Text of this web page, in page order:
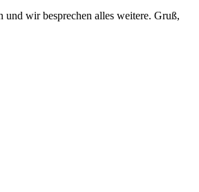
wir besprechen alles weitere. Gruß,